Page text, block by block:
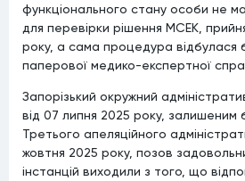
функціонального стану особи не
для перевірки рішення МСЕК,
року, а сама процедура відбулася
паперової медико-експертної
Запорізький окружний
від 07 липня 2025 року, залишеним
Третього апеляційного
жовтня 2025 року, позов
інстанцій виходили з того, що